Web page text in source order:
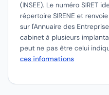
(INSEE). Le numéro SIRET
répertoire SIRENE et
sur l'Annuaire des
cabinet à plusieurs
peut ne pas être celui
ces informations